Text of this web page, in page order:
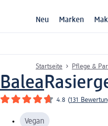
Neu Marken
Startseite Pflege &
Balea
4.8 (131
Vegan